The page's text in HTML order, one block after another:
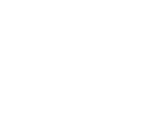
린 방식으로 변경이 되었죠?국내 픽업트